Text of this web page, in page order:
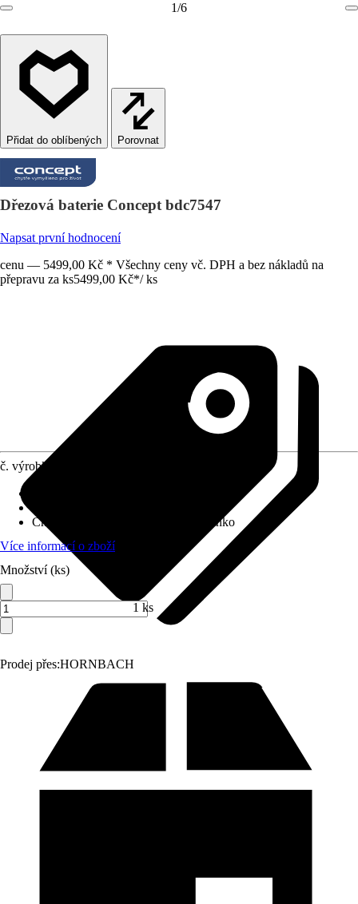
1/6
Porovnat
Dřezová baterie Concept bdc7547
Napsat první hodnocení
cenu — 5499,00 Kč * Všechny ceny vč. DPH a bez nákladů na
přepravu za ks5499,00 Kč*/ ks
Prodej přes:HORNBACH
č. výrobku
Charakteristické znaky
Otočné ramínko
Více informací o zboží
Množství (ks)
1 ks